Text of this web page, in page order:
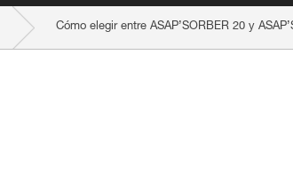
Cómo elegir entre ASAP’SORBER 20 y